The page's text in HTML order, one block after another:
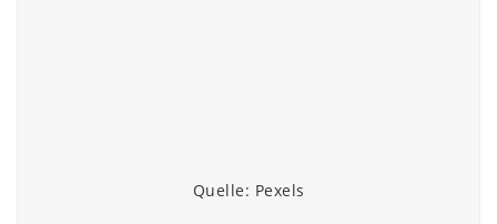
Quelle: Pexels